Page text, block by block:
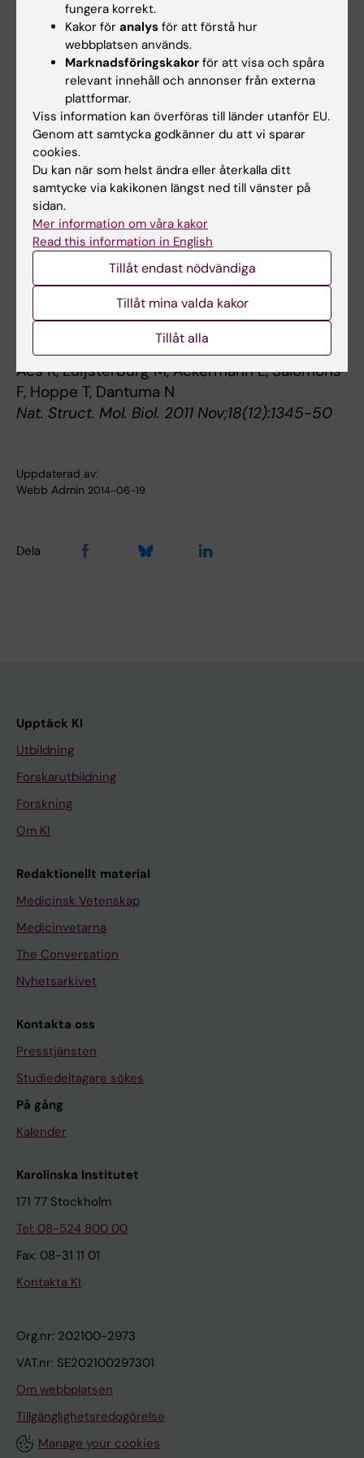
är mycket känsliga för DNA-skada vilket
understödjer vikten, och den evolutionärt
bevarade rollen, för VCP/p97 inom kontroll av
DNA skada. Denna nya mekanism för att
rekrytera ett protein genom att föra bort ett
annat som är i vägen belyser hur 53BP1 finner
sin väg till DNA-skadan. En viktig fråga som
återstår är ifall VCP/p97 spelar en liknande roll
i andra processer.
Läs om studien i ett pressmedelande
Publikation
The AAA-ATPase VCP/p97 promotes 53BP1
recruitment by removing L3MBTL1 from DNA
double-strand breaks.
Acs K, Luijsterburg M, Ackermann L, Salomons
F, Hoppe T, Dantuma N
Nat. Struct. Mol. Biol. 2011 Nov;18(12):1345-50
Uppdaterad av:
Webb Admin 2014-06-19
Dela
Upptäck KI
Utbildning
Forskarutbildning
Forskning
Om KI
Redaktionellt material
Medicinsk Vetenskap
Medicinvetarna
The Conversation
Nyhetsarkivet
Kontakta oss
Presstjänsten
Studiedeltagare sökes
På gång
Kalender
Karolinska Institutet
171 77 Stockholm
Tel: 08-524 800 00
Fax: 08-31 11 01
Kontakta KI
Org.nr: 202100-2973
VAT.nr: SE202100297301
Om webbplatsen
Tillgänglighetsredogörelse
Manage your cookies
fungera korrekt.
Kakor för analys för att förstå hur
webbplatsen används.
Marknadsföringskakor för att visa och spåra
relevant innehåll och annonser från externa
plattformar.
Viss information kan överföras till länder utanför EU.
Genom att samtycka godkänner du att vi sparar
cookies.
Du kan när som helst ändra eller återkalla ditt
samtycke via kakikonen längst ned till vänster på
sidan.
Mer information om våra kakor
Read this information in English
Tillåt endast nödvändiga
Tillåt mina valda kakor
Tillåt alla